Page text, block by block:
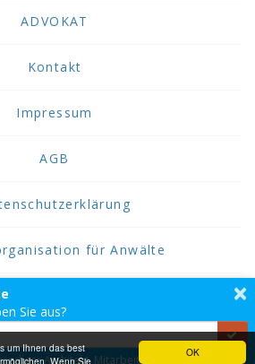
OK
um Ihnen das best
Wenn Sie
ADVOKAT
Kontakt
Impressum
AGB
für Anwälte
eine Marke der ADVOKAT
Greiter & Greiter GmbH.
×
Sie aus?
Architekt, Mitarbeiter einer